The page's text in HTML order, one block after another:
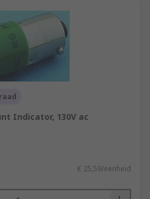
Indicator, 130V ac
€ 25,59/eenheid